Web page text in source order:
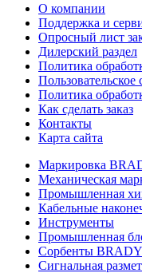
О компании
Поддержка и
Опросный лист
Дилерский раздел
Политика
Пользовательское
Политика
Как сделать заказ
Контакты
Карта сайта
Маркировка
Механическая
Промышленная
Кабельные
Инструменты
Промышленная
Сорбенты BRADY
Сигнальная